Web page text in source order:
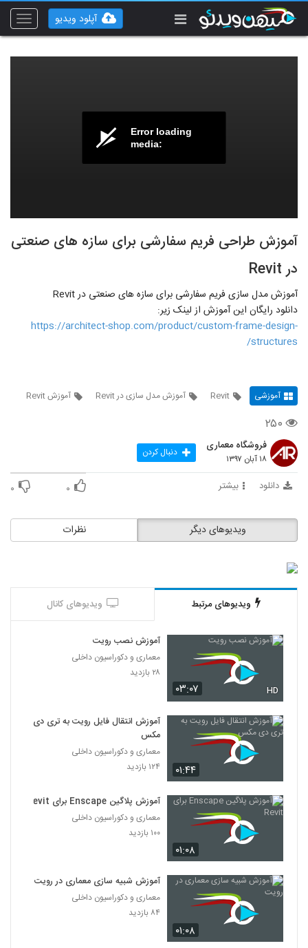
Toggle
آپلود ویدیو
Error loading
media:
آموزش طراحی فریم سفارشی برای سازه های صنعتی
در Revit
آموزش مدل سازی فریم سفارشی برای سازه های صنعتی در Revit
دانلود رایگان این آموزش از لینک زیر:
https://architect-shop.com/product/custom-frame-design-
structures/
آموزشی Revit آموزش مدل سازی در Revit آموزش Revit
۲۵۰
فروشگاه معماری
۱۸ آبان ۱۳۹۷ دنبال کردن
دانلود بیشتر ۰ ۰
نظرات ویدیوهای دیگر
ویدیوهای مرتبط ویدیوهای کانال
۰۳:۰۷ HD
آموزش نصب رویت
معماری و دکوراسیون داخلی
۲۸ بازدید
۰۱:۴۴
آموزش انتقال فایل رویت به تری دی
مکس
معماری و دکوراسیون داخلی
۱۲۴ بازدید
۰۱:۰۸
آموزش پلاگین Enscape برای Revit
معماری و دکوراسیون داخلی
۱۰۰ بازدید
۰۱:۰۸
آموزش شبیه سازی معماری در رویت
معماری و دکوراسیون داخلی
۸۴ بازدید